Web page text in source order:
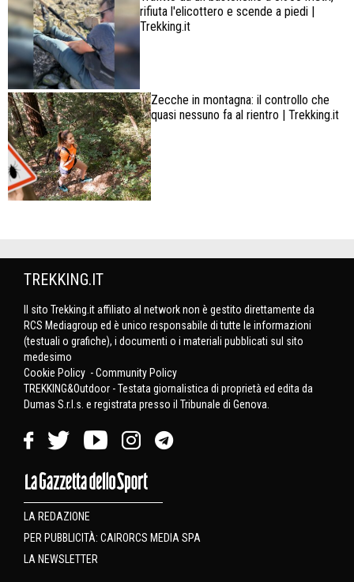
rifiuta l'elicottero e scende a piedi |
Trekking.it
Zecche in montagna: il controllo che
quasi nessuno fa al rientro | Trekking.it
TREKKING.IT
Il sito Trekking.it affiliato al network non è gestito direttamente da
RCS Mediagroup ed è unico responsabile di tutte le informazioni
(testuali o grafiche), i documenti o i materiali pubblicati sul sito
medesimo
Cookie Policy -Community Policy
TREKKING&Outdoor - Testata giornalistica di proprietà ed edita da
Dumas S.r.l.s. e registrata presso il Tribunale di Genova.
LA REDAZIONE
PER PUBBLICITÀ: CAIRORCS MEDIA SPA
LA NEWSLETTER